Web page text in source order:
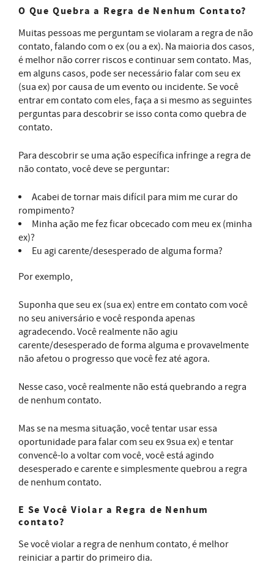
O Que Quebra a Regra de Nenhum Contato?
Muitas pessoas me perguntam se violaram a regra de não
contato, falando com o ex (ou a ex). Na maioria dos casos,
é melhor não correr riscos e continuar sem contato. Mas,
em alguns casos, pode ser necessário falar com seu ex
(sua ex) por causa de um evento ou incidente. Se você
entrar em contato com eles, faça a si mesmo as seguintes
perguntas para descobrir se isso conta como quebra de
contato.
Para descobrir se uma ação específica infringe a regra de
não contato, você deve se perguntar:
Acabei de tornar mais difícil para mim me curar do
rompimento?
Minha ação me fez ficar obcecado com meu ex (minha
ex)?
Eu agi carente/desesperado de alguma forma?
Por exemplo,
Suponha que seu ex (sua ex) entre em contato com você
no seu aniversário e você responda apenas
agradecendo. Você realmente não agiu
carente/desesperado de forma alguma e provavelmente
não afetou o progresso que você fez até agora.
Nesse caso, você realmente não está quebrando a regra
de nenhum contato.
Mas se na mesma situação, você tentar usar essa
oportunidade para falar com seu ex 9sua ex) e tentar
convencê-lo a voltar com você, você está agindo
desesperado e carente e simplesmente quebrou a regra
de nenhum contato.
E Se Você Violar a Regra de Nenhum
contato?
Se você violar a regra de nenhum contato, é melhor
reiniciar a partir do primeiro dia.